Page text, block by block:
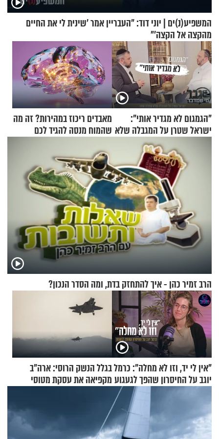
המשפיע(נ)ים | יוני דוד: "העבריין אמר 'שינית לי את החיים
מהקצה אל הקצה'"
"הגמגום לא מגדיר אותי":
ישראל שטרן על המגבלה שלא
מאבדים ריכוז במהירות? זה מה
שהמוח מנסה להגיד לכם
הרב זמיר כהן - איך להתחזק בדת, ומה הסדר הנכון?
"אין לי יד, וזו לא מחלה": כרמל
יוגב על החיסרון שהפך לגעגוע
בגלל הנשק הרוסי: ארה"ב
מקפיאה את עסקת מטוסי